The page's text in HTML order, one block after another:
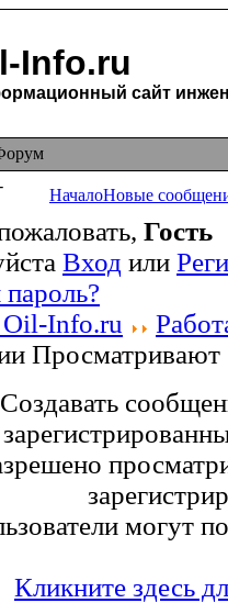
Info.ru
сайт
НачалоНовые
Гость
Вход или
Info.ru
Создавать
могут
Кликните здесь